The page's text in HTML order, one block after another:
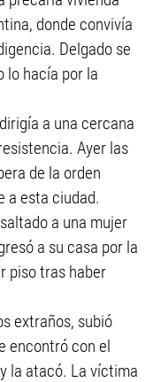
donde convivía
Delgado se
lo hacía por la
a una cercana
Ayer las
de la orden
a esta ciudad.
a una mujer
a su casa por la
piso tras haber
extraños, subió
encontró con el
la atacó. La víctima